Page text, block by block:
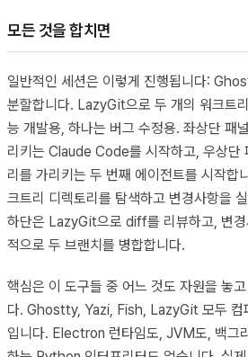
모든 것을 합치면
일반적인 세션은 이렇게 진행됩니다:
분할합니다. LazyGit으로 두 개의 워크트
능 개발용, 하나는 버그 수정용. 좌상단 패
리키는 Claude Code를 시작하고, 우상단
리를 가리키는 두 번째 에이전트를 시작합
크트리 디렉토리를 탐색하고 변경사항을
하단은 LazyGit으로 diff를 리뷰하고, 변경
적으로 두 브랜치를 병합합니다.
핵심은 이 도구들 중 어느 것도 자원을 놓
다. Ghostty, Yazi, Fish, LazyGit 모두 컴
입니다. Electron 런타임도, JVM도, 백그